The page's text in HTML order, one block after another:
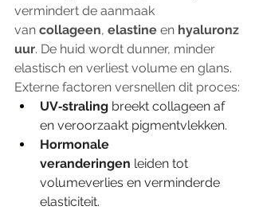
vermindert de aanmaak
van collageen, elastine en hyaluronz
uur. De huid wordt dunner, minder
elastisch en verliest volume en glans.
Externe factoren versnellen dit proces:
UV‑straling breekt collageen af
en veroorzaakt pigmentvlekken.
Hormonale
veranderingen leiden tot
volumeverlies en verminderde
elasticiteit.